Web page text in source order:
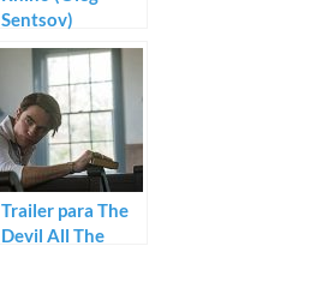
Sentsov)
Trailer para The
Devil All The